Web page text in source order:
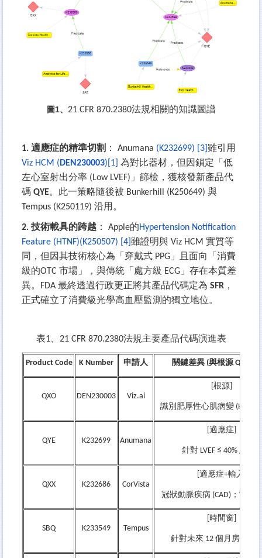
圖1、 21 CFR 870.2380法規相關的知識圖譜
1. 適應症的精準切割 ： Anumana (K232699) [3] 雖引用
Viz HCM ( DEN230003)[1] 為對比器材，但因鎖定「低
左心室射出分率 (Low LVEF)」篩檢，獲核發新產品代
碼 QYE。此一策略隨後被 Bunkerhill (K250649) 與
Tempus (K250119) 沿用。
2. 技術載具的跨越 ： Apple的 Hypertension Notification
Feature (HTNF)(K250507) [4] 雖證明與 Viz HCM 實質等
同，但因其技術核心為「穿戴式 PPG」且面向「消費
級的OTC 市場」，與傳統「處方級 ECG」存在本質差
異。FDA 最終透過行政更正將其產品代碼定為 SFR ，
正式確立了消費級光學高血壓監測的獨立地位。
表1、21 CFR 870.2380法規主要產品代碼演進表
Product Code K Number 申請人 關鍵差異 (與根源 QXO
QXO DEN230003 Viz.ai
根源]
識別肥厚性心肌病變 (HCM)
QYE K232699 Anumana
適應症]
針對 LVEF ≤ 40% 患者
QXX K232686 CorVista
適應症+輸入]
冠狀動脈疾病 (CAD)；VCG +
SBQ K233549 Tempus
時間窗]
針對未來 12 個月房顫風